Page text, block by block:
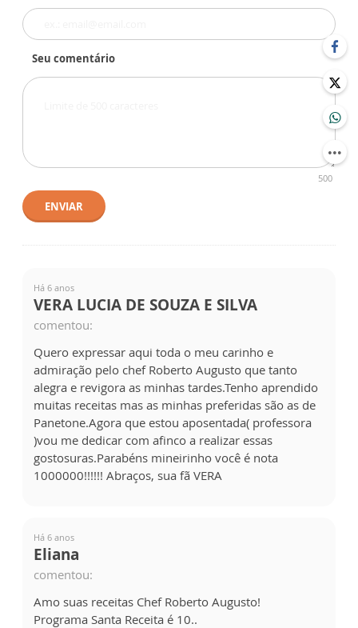
Seu comentário
500
ENVIAR
Há 6 anos
VERA LUCIA DE SOUZA E SILVA
comentou:
Quero expressar aqui toda o meu carinho e
admiração pelo chef Roberto Augusto que tanto
alegra e revigora as minhas tardes.Tenho aprendido
muitas receitas mas as minhas preferidas são as de
Panetone.Agora que estou aposentada( professora
)vou me dedicar com afinco a realizar essas
gostosuras.Parabéns mineirinho você é nota
1000000!!!!!! Abraços, sua fã VERA
Há 6 anos
Eliana
comentou:
Amo suas receitas Chef Roberto Augusto!
Programa Santa Receita é 10..